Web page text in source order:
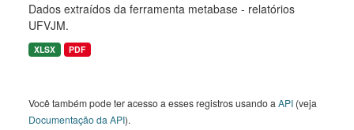
Dados extraídos da ferramenta metabase - relatórios
UFVJM.
XLSX PDF
Você também pode ter acesso a esses registros usando a API (veja
Documentação da API).